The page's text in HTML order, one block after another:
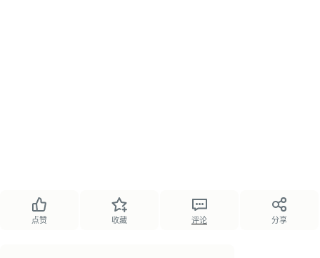
点赞 收藏 评论 分享